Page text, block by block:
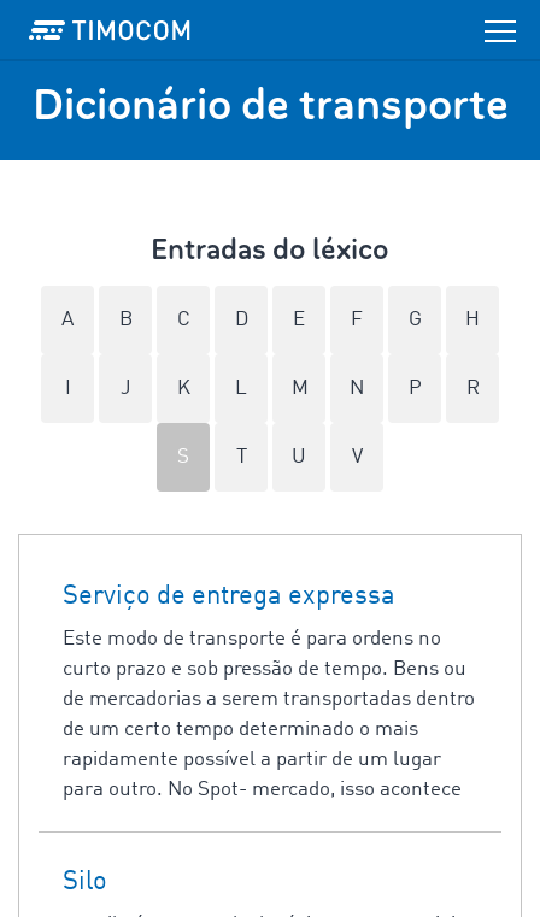
Dicionário de transporte
Entradas do léxico
A B C D E F G H
J K L M N P R
S U V
Serviço de entrega expressa
Este modo de transporte é para ordens no
curto prazo e sob pressão de tempo. Bens ou
de mercadorias a serem transportadas dentro
de um certo tempo determinado o mais
rapidamente possível a partir de um lugar
para outro. No Spot- mercado, isso acontece
Silo